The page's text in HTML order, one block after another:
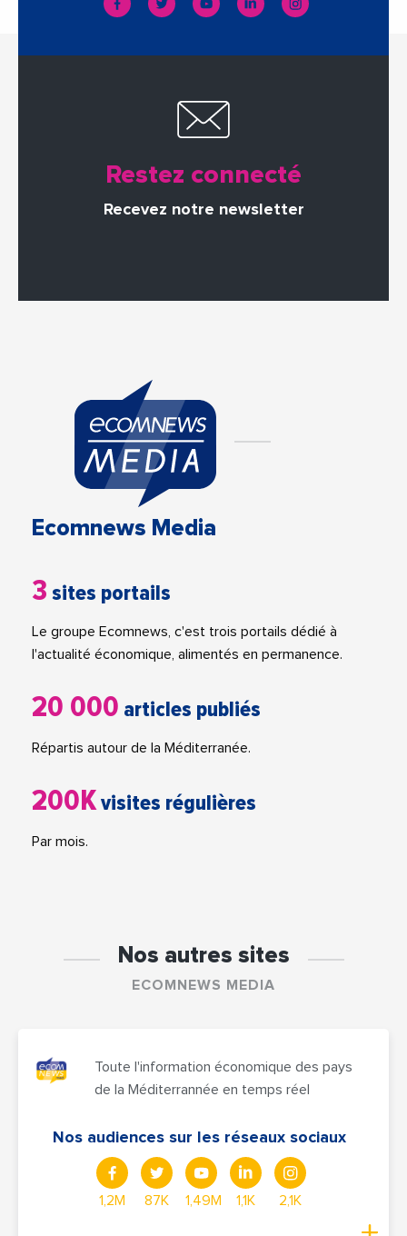
Restez connecté
Recevez notre newsletter
Ecomnews Media
3 sites portails
Le groupe Ecomnews, c'est trois portails dédié à
l'actualité économique, alimentés en permanence.
20 000 articles publiés
Répartis autour de la Méditerranée.
200Kvisites régulières
Par mois.
Nos autres sites
ECOMNEWS MEDIA
Toute l'information économique des pays
de la Méditerrannée en temps réel
Nos audiences sur les réseaux sociaux
1,2M 87K 1,49M 1,1K 2,1K